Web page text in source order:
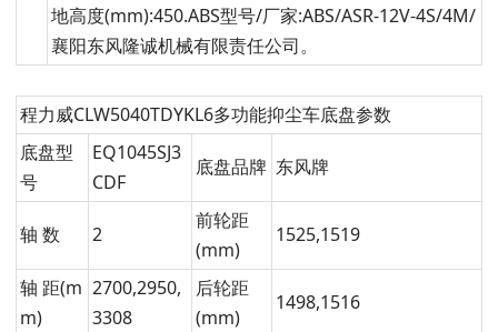
地高度(mm):450.ABS型号/厂家:ABS/ASR-12V-4S/4M/
襄阳东风隆诚机械有限责任公司。
程力威CLW5040TDYKL6多功能抑尘车底盘参数
底盘型
号
EQ1045SJ3
CDF
底盘品牌 东风牌
轴 数 2
前轮距
(mm)
1525,1519
轴 距(m
m)
2700,2950,
3308
后轮距
(mm)
1498,1516